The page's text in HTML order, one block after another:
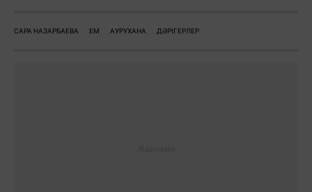
САРА НАЗАРБАЕВА ЕМ АУРУХАНА ДӘРІГЕРЛЕР